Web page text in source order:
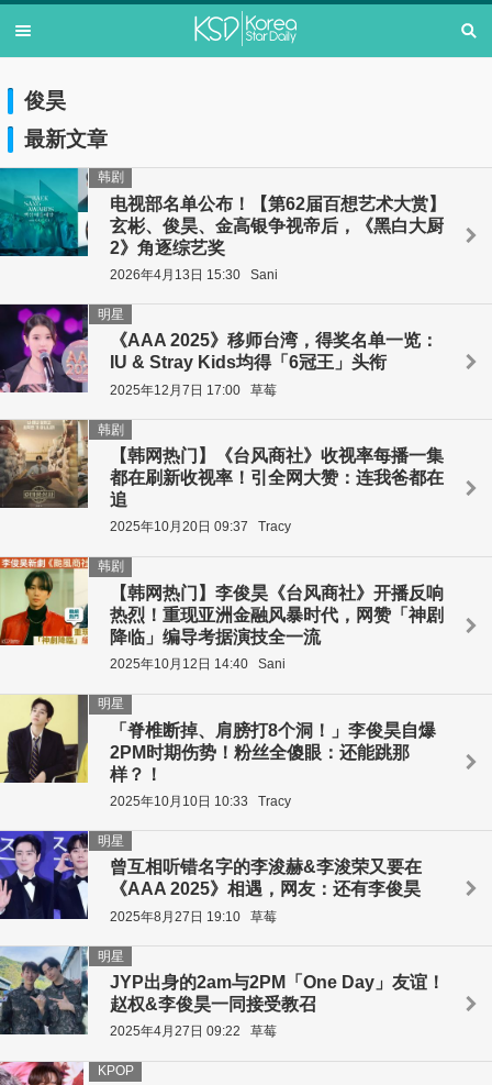
俊昊
最新文章
电视部名单公布！【第62届百想艺术大赏】
玄彬、俊昊、金高银争视帝后，《黑白大厨
2》角逐综艺奖
韩剧
2026年4月13日 15:30 Sani
《AAA 2025》移师台湾，得奖名单一览：
IU & Stray Kids均得「6冠王」头衔
明星
2025年12月7日 17:00 草莓
【韩网热门】《台风商社》收视率每播一集
都在刷新收视率！引全网大赞：连我爸都在
追
韩剧
2025年10月20日 09:37 Tracy
【韩网热门】李俊昊《台风商社》开播反响
热烈！重现亚洲金融风暴时代，网赞「神剧
降临」编导考据演技全一流
韩剧
2025年10月12日 14:40 Sani
「脊椎断掉、肩膀打8个洞！」李俊昊自爆
2PM时期伤势！粉丝全傻眼：还能跳那
样？！
明星
2025年10月10日 10:33 Tracy
曾互相听错名字的李浚赫&李浚荣又要在
《AAA 2025》相遇，网友：还有李俊昊
明星
2025年8月27日 19:10 草莓
JYP出身的2am与2PM「One Day」友谊！
赵权&李俊昊一同接受教召
明星
2025年4月27日 09:22 草莓
KPOP